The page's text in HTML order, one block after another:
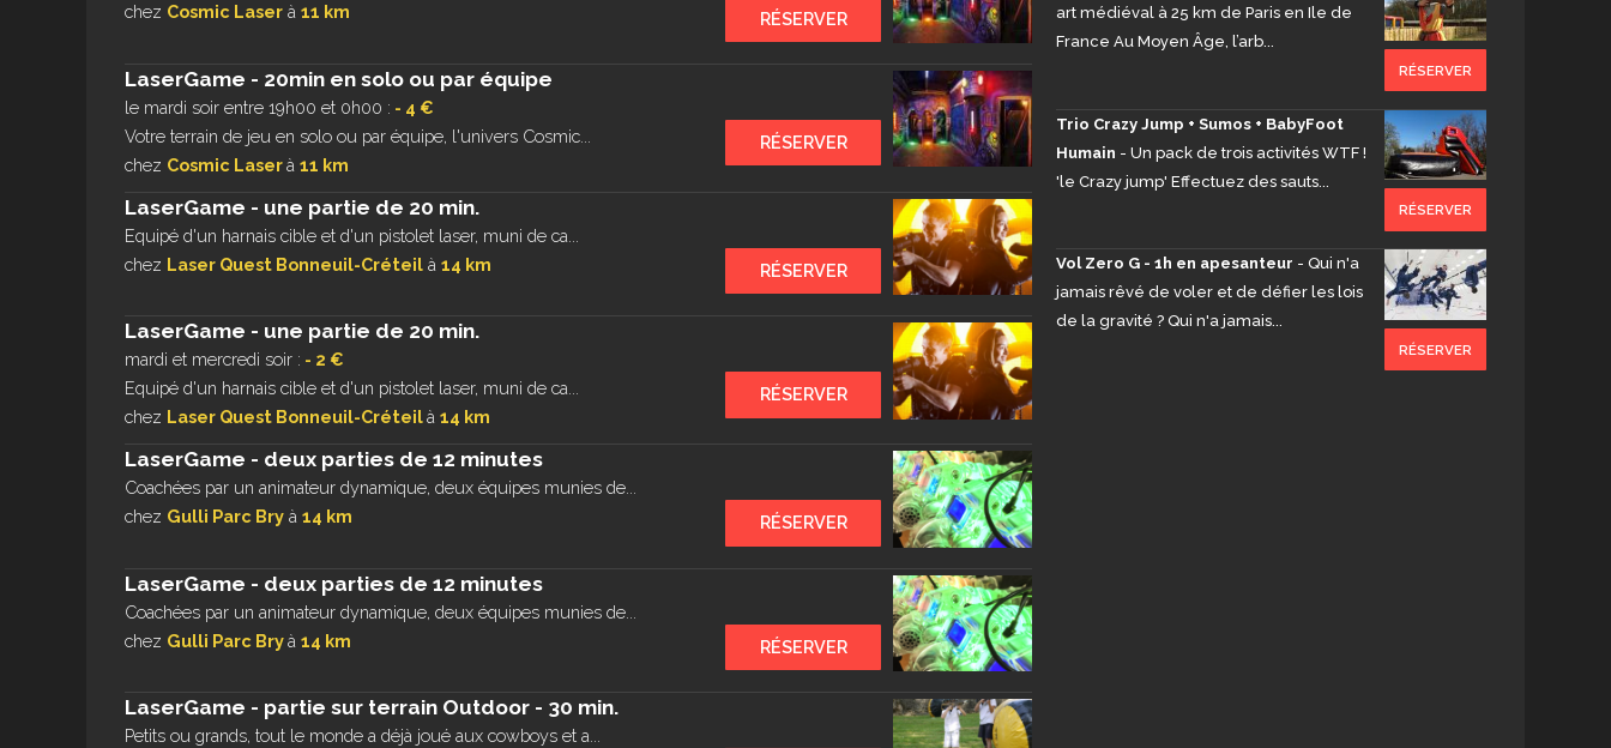
chez Cosmic Laser à 11 km RÉSERVER
LaserGame - 20min en solo ou par équipe
le mardi soir entre 19h00 et 0h00 : - 4 €
Votre terrain de jeu en solo ou par équipe, l'univers Cosmic...
chez Cosmic Laserà 11 km
RÉSERVER
LaserGame - une partie de 20 min.
Equipé d'un harnais cible et d'un pistolet laser, muni de ca...
chez Laser Quest Bonneuil-Créteil à 14 km RÉSERVER
LaserGame - une partie de 20 min.
mardi et mercredi soir : - 2 €
Equipé d'un harnais cible et d'un pistolet laser, muni de ca...
chez Laser Quest Bonneuil-Créteilà 14 km
RÉSERVER
LaserGame - deux parties de 12 minutes
Coachées par un animateur dynamique, deux équipes munies de...
chez Gulli Parc Bry à 14 km RÉSERVER
LaserGame - deux parties de 12 minutes
Coachées par un animateur dynamique, deux équipes munies de...
chez Gulli Parc Bryà 14 km RÉSERVER
LaserGame - partie sur terrain Outdoor - 30 min.
Petits ou grands, tout le monde a déjà joué aux cowboys et a...
art médiéval à 25 km de Paris en Ile de
France Au Moyen Âge, l’arb...
RÉSERVER
Trio Crazy Jump + Sumos + BabyFoot
Humain - Un pack de trois activités WTF !
'le Crazy jump' Effectuez des sauts...
RÉSERVER
Vol Zero G - 1h en apesanteur - Qui n'a
jamais rêvé de voler et de défier les lois
de la gravité ? Qui n'a jamais...
RÉSERVER